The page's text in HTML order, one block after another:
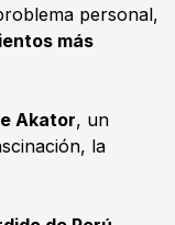
personal,
más
Akator, un
la